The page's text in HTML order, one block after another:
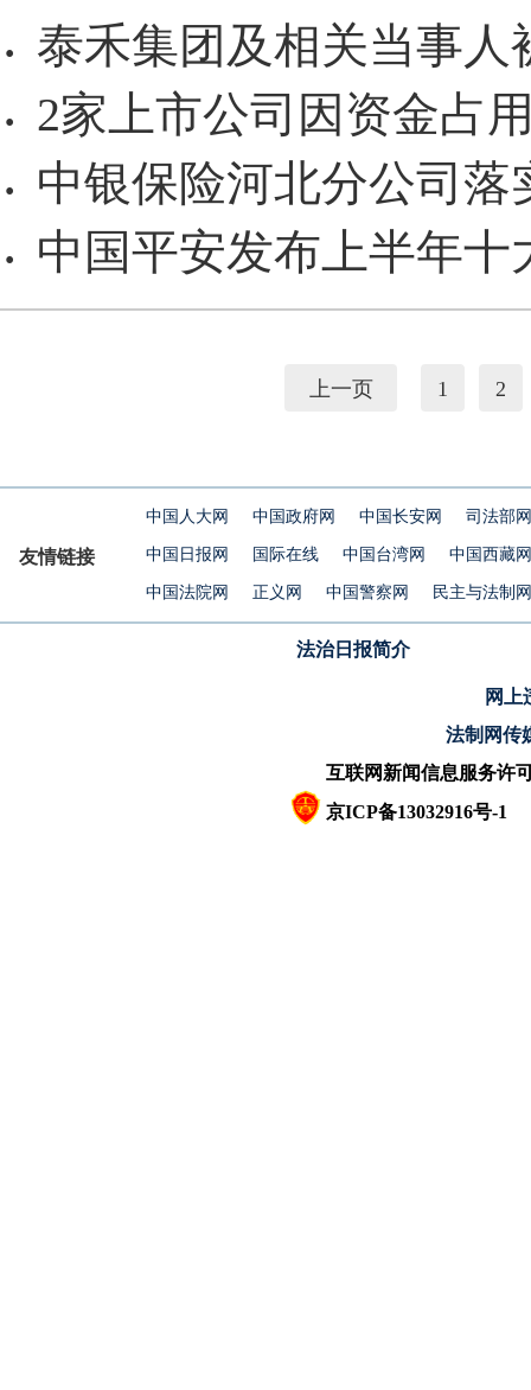
· 泰禾集团及相关当事人
· 2家上市公司因资金占
· 中银保险河北分公司落
· 中国平安发布上半年十
上一页 1 2
友情链接
中国人大网 中国政府网 中国长安网 司法部
中国日报网 国际在线 中国台湾网 中国西藏网
中国法院网 正义网 中国警察网 民主与法制网
法治日报简介
网上
法制网传
互联网新闻信息服务许
京ICP备13032916号-1